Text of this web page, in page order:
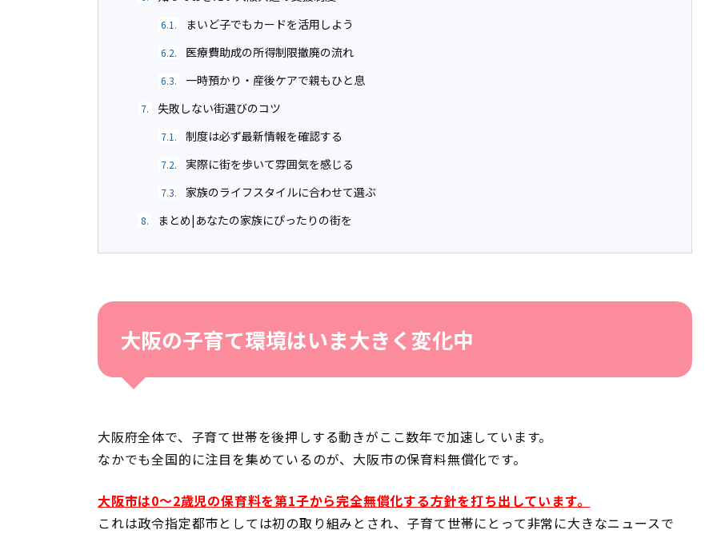
6.1. まいど子でもカードを活用しよう
6.2. 医療費助成の所得制限撤廃の流れ
6.3. 一時預かり・産後ケアで親もひと息
7. 失敗しない街選びのコツ
7.1. 制度は必ず最新情報を確認する
7.2. 実際に街を歩いて雰囲気を感じる
7.3. 家族のライフスタイルに合わせて選ぶ
8. まとめ|あなたの家族にぴったりの街を
大阪の子育て環境はいま大きく変化中
大阪府全体で、子育て世帯を後押しする動きがここ数年で加速しています。
なかでも全国的に注目を集めているのが、大阪市の保育料無償化です。
大阪市は0〜2歳児の保育料を第1子から完全無償化する方針を打ち出しています。
これは政令指定都市としては初の取り組みとされ、子育て世帯にとって非常に大きなニュースで